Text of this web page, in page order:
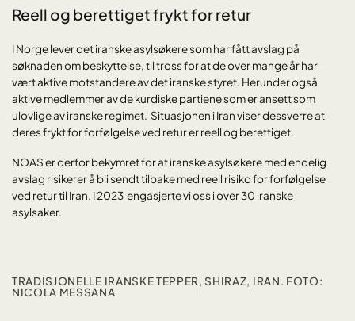
Reell og berettiget frykt for retur
I Norge lever det iranske asylsøkere som har fått avslag på
søknaden om beskyttelse, til tross for at de over mange år har
vært aktive motstandere av det iranske styret. Herunder også
aktive medlemmer av de kurdiske partiene som er ansett som
ulovlige av iranske regimet. Situasjonen i Iran viser dessverre at
deres frykt for forfølgelse ved retur er reell og berettiget.
NOAS er derfor bekymret for at iranske asylsøkere med endelig
avslag risikerer å bli sendt tilbake med reell risiko for forfølgelse
ved retur til Iran. I 2023 engasjerte vi oss i over 30 iranske
asylsaker.
TRADISJONELLE IRANSKE TEPPER, SHIRAZ, IRAN. FOTO:
NICOLA MESSANA